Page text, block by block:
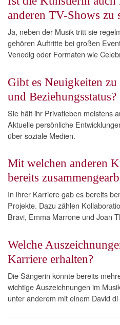
anderen TV-Shows zu
Ja, neben der Musik tritt sie
gehören Auftritte bei großen
Venedig oder Formaten wie
Gibt es Neuigkeiten
und Beziehungsstatus?
Sie hält ihr Privatleben meistens
Aktuelle persönliche
über soziale Medien.
Mit welchen anderen
bereits
In ihrer Karriere gab es bereits
Projekte. Dazu zählen
Bravi, Emma Marrone und Joan
Welche
Karriere erhalten?
Die Sängerin konnte bereits
wichtige Auszeichnungen im
unter anderem mit einem David